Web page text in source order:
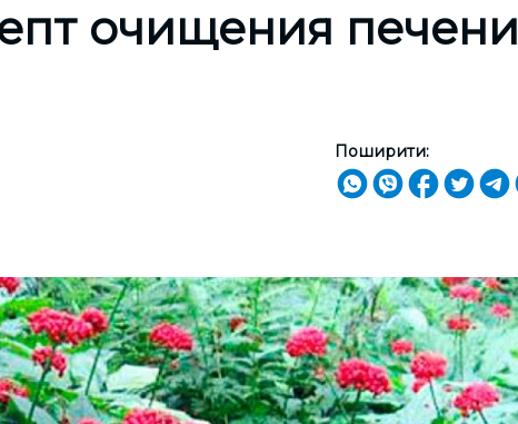
очищения печени
Поширити: